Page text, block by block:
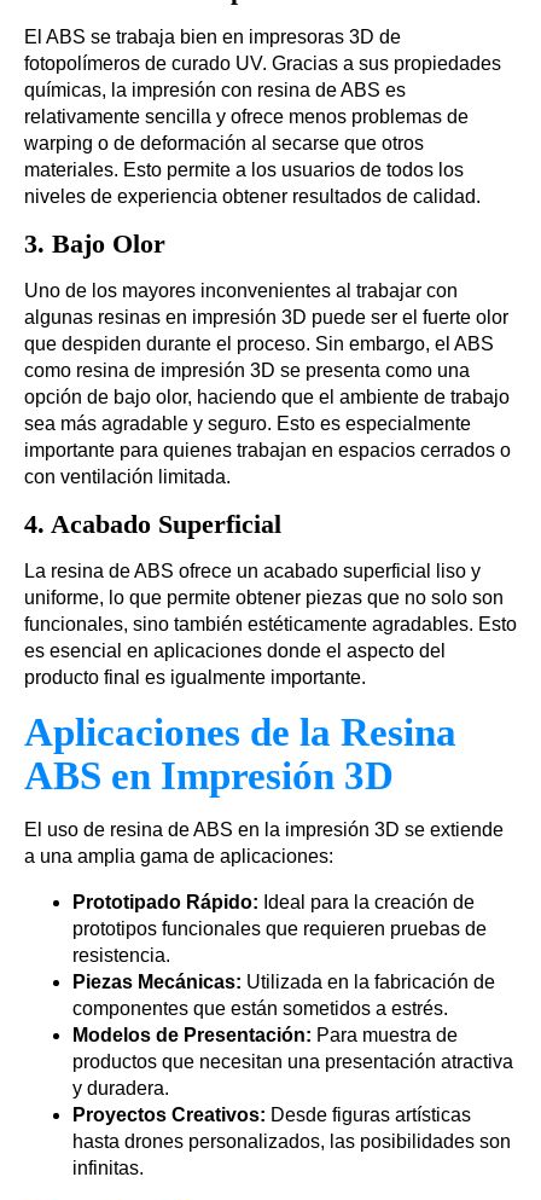
El ABS se trabaja bien en impresoras 3D de
fotopolímeros de curado UV. Gracias a sus propiedades
químicas, la impresión con resina de ABS es
relativamente sencilla y ofrece menos problemas de
warping o de deformación al secarse que otros
materiales. Esto permite a los usuarios de todos los
niveles de experiencia obtener resultados de calidad.
3. Bajo Olor
Uno de los mayores inconvenientes al trabajar con
algunas resinas en impresión 3D puede ser el fuerte olor
que despiden durante el proceso. Sin embargo, el ABS
como resina de impresión 3D se presenta como una
opción de bajo olor, haciendo que el ambiente de trabajo
sea más agradable y seguro. Esto es especialmente
importante para quienes trabajan en espacios cerrados o
con ventilación limitada.
4. Acabado Superficial
La resina de ABS ofrece un acabado superficial liso y
uniforme, lo que permite obtener piezas que no solo son
funcionales, sino también estéticamente agradables. Esto
es esencial en aplicaciones donde el aspecto del
producto final es igualmente importante.
Aplicaciones de la Resina
ABS en Impresión 3D
El uso de resina de ABS en la impresión 3D se extiende
a una amplia gama de aplicaciones:
Prototipado Rápido: Ideal para la creación de
prototipos funcionales que requieren pruebas de
resistencia.
Piezas Mecánicas: Utilizada en la fabricación de
componentes que están sometidos a estrés.
Modelos de Presentación: Para muestra de
productos que necesitan una presentación atractiva
y duradera.
Proyectos Creativos: Desde figuras artísticas
hasta drones personalizados, las posibilidades son
infinitas.